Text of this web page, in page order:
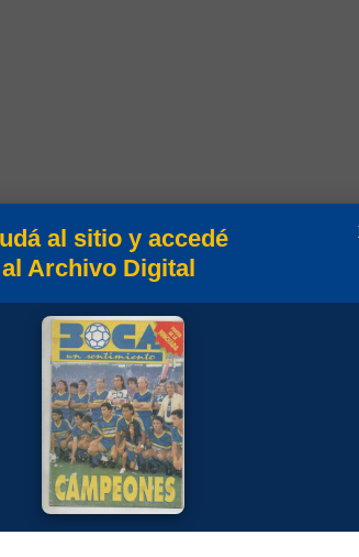
al sitio y accedé
al Archivo Digital